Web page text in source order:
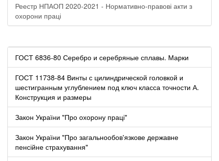
Реестр НПАОП 2020-2021 - Нормативно-правові акти з
охорони праці
ГОСТ 6836-80 Серебро и серебряные сплавы. Марки
ГОСТ 11738-84 Винты с цилиндрической головкой и
шестигранным углублением под ключ класса точности А.
Конструкция и размеры
Закон України "Про охорону праці"
Закон України "Про загальнообов'язкове державне
пенсійне страхування"